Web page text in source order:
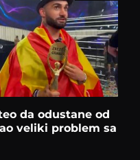
da odustane od
veliki problem sa